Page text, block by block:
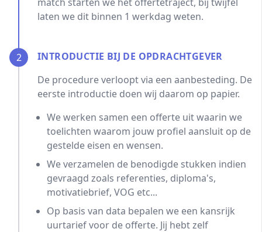
laten we dit binnen 1 werkdag weten.
2
INTRODUCTIE BIJ DE OPDRACHTGEVER
De procedure verloopt via een aanbesteding. De
eerste introductie doen wij daarom op papier.
We werken samen een offerte uit waarin we
toelichten waarom jouw profiel aansluit op de
gestelde eisen en wensen.
We verzamelen de benodigde stukken indien
gevraagd zoals referenties, diploma's,
motivatiebrief, VOG etc...
Op basis van data bepalen we een kansrijk
uurtarief voor de offerte. Jij hebt zelf